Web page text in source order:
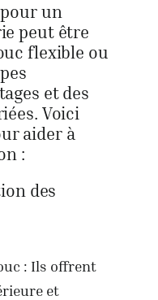
un
peut être
flexible ou
et des
Voici
aider à
:
des
: Ils offrent
et